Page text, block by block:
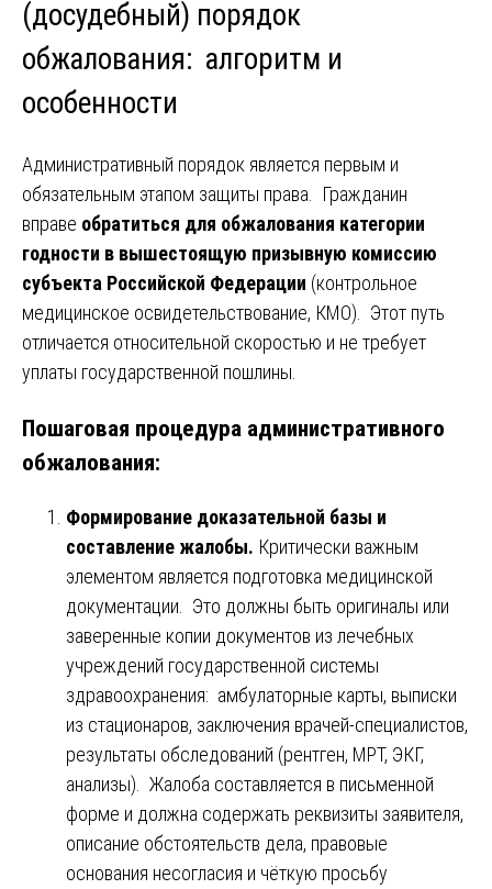
(досудебный) порядок
обжалования: алгоритм и
особенности
Административный порядок является первым и
обязательным этапом защиты права. Гражданин
вправе обратиться для обжалования категории
годности в вышестоящую призывную комиссию
субъекта Российской Федерации (контрольное
медицинское освидетельствование, КМО). Этот путь
отличается относительной скоростью и не требует
уплаты государственной пошлины.
Пошаговая процедура административного
обжалования:
Формирование доказательной базы и
составление жалобы. Критически важным
элементом является подготовка медицинской
документации. Это должны быть оригиналы или
заверенные копии документов из лечебных
учреждений государственной системы
здравоохранения: амбулаторные карты, выписки
из стационаров, заключения врачей-специалистов,
результаты обследований (рентген, МРТ, ЭКГ,
анализы). Жалоба составляется в письменной
форме и должна содержать реквизиты заявителя,
описание обстоятельств дела, правовые
основания несогласия и чёткую просьбу